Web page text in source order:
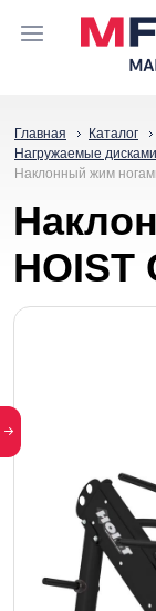
Главная Каталог
Нагружаемые
Наклонный жим
HOIST